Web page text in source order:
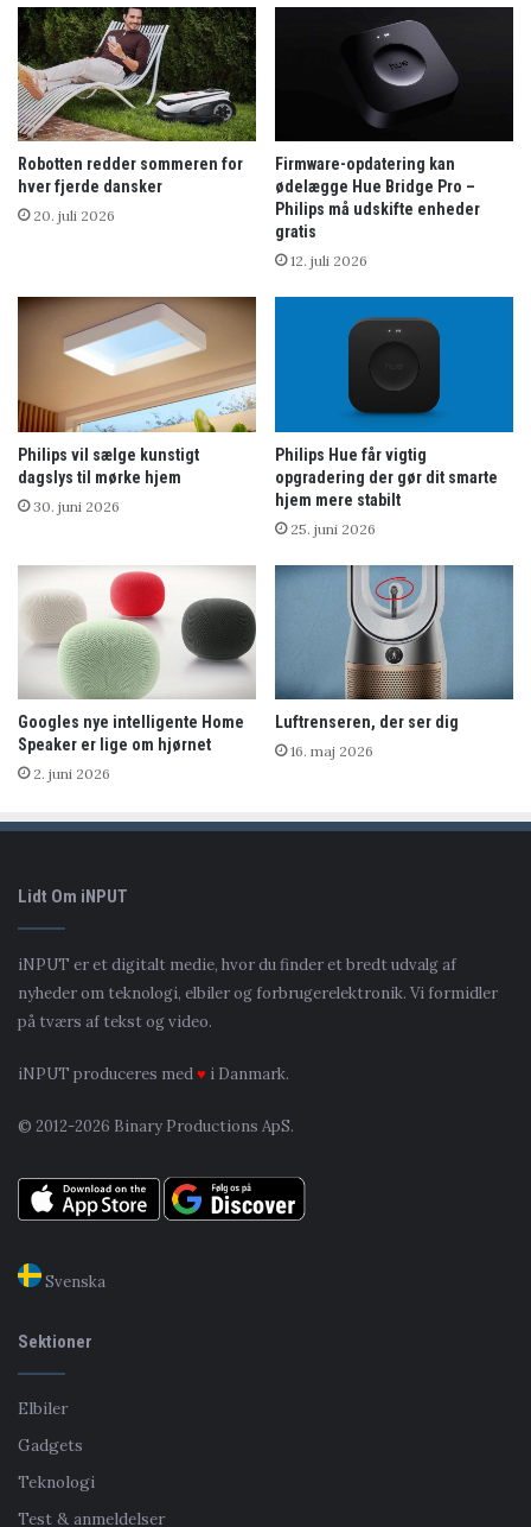
Robotten redder sommeren for
hver fjerde dansker
20. juli 2026
Firmware-opdatering kan
ødelægge Hue Bridge Pro –
Philips må udskifte enheder
gratis
12. juli 2026
Philips vil sælge kunstigt
dagslys til mørke hjem
30. juni 2026
Philips Hue får vigtig
opgradering der gør dit smarte
hjem mere stabilt
25. juni 2026
Googles nye intelligente Home
Speaker er lige om hjørnet
2. juni 2026
Luftrenseren, der ser dig
16. maj 2026
Lidt Om iNPUT
iNPUT er et digitalt medie, hvor du finder et bredt udvalg af
nyheder om teknologi, elbiler og forbrugerelektronik. Vi formidler
på tværs af tekst og video.
iNPUT produceres med♥ i Danmark.
© 2012-2026 Binary Productions ApS.
Svenska
Sektioner
Elbiler
Gadgets
Teknologi
Test & anmeldelser